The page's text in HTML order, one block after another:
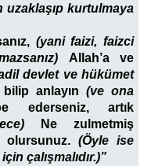
uzaklaşıp kurtulmaya
(yani faizi, faizci
Allah’a ve
devlet ve hükümet
bilip anlayın (ve ona
ederseniz, artık
Ne zulmetmiş
olursunuz. (Öyle ise
çalışmalıdır.)”